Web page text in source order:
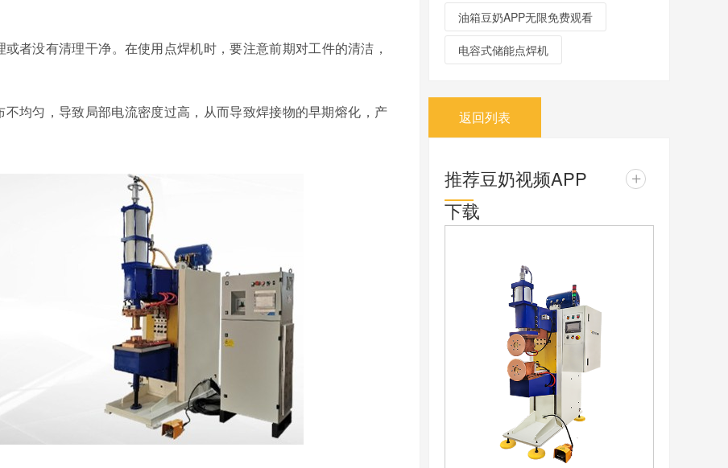
者没有清理干净。在使用点焊机时，要注意前期对工件的清洁，
均匀，导致局部电流密度过高，从而导致焊接物的早期熔化，产
油箱豆奶APP无限免费观看
电容式储能点焊机
返回列表
推荐豆奶视频APP
下载
+